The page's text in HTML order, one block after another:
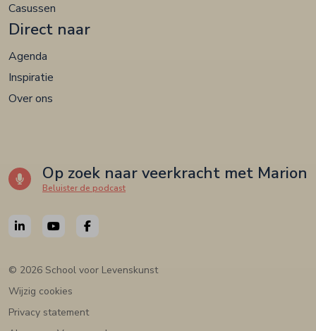
Casussen
Direct naar
Agenda
Inspiratie
Over ons
Op zoek naar veerkracht met Marion
Beluister de podcast
© 2026 School voor Levenskunst
Wijzig cookies
Privacy statement